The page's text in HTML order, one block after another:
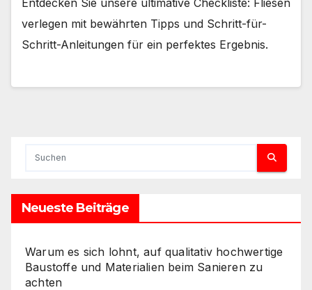
verlegen mit bewährten Tipps und Schritt-für-
Schritt-Anleitungen für ein perfektes Ergebnis.
Neueste Beiträge
Warum es sich lohnt, auf qualitativ hochwertige
Baustoffe und Materialien beim Sanieren zu
achten